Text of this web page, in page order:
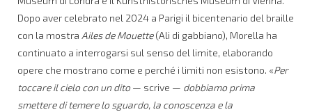
Dopo aver celebrato nel 2024 a Parigi il bicentenario del braille
con la mostra Ailes de Mouette(Ali di gabbiano), Morella ha
continuato a interrogarsi sul senso del limite, elaborando
opere che mostrano come e perché i limiti non esistono. «Per
toccare il cielo con un dito — scrive — dobbiamo prima
smettere di temere lo sguardo, la conoscenza e la